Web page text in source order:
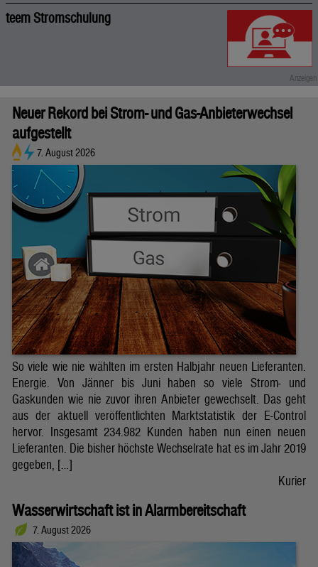
teem Stromschulung
Neuer Rekord bei Strom- und Gas-Anbieterwechsel
aufgestellt
7. August 2026
So viele wie nie wählten im ersten Halbjahr neuen Lieferanten.
Energie. Von Jänner bis Juni haben so viele Strom- und
Gaskunden wie nie zuvor ihren Anbieter gewechselt. Das geht
aus der aktuell veröffentlichten Marktstatistik der E-Control
hervor. Insgesamt 234.982 Kunden haben nun einen neuen
Lieferanten. Die bisher höchste Wechselrate hat es im Jahr 2019
gegeben, […]
Kurier
Wasserwirtschaft ist in Alarmbereitschaft
7. August 2026